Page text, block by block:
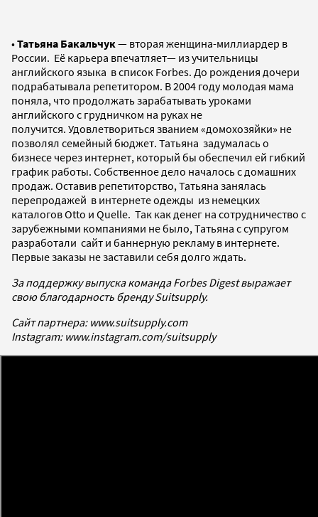
•Татьяна Бакальчук — вторая женщина-миллиардер в
России. Её карьера впечатляет— из учительницы
английского языка в список Forbes. До рождения дочери
подрабатывала репетитором. В 2004 году молодая мама
поняла, что продолжать зарабатывать уроками
английского с грудничком на руках не
получится. Удовлетвориться званием «домохозяйки» не
позволял семейный бюджет. Татьяна задумалась о
бизнесе через интернет, который бы обеспечил ей гибкий
график работы. Собственное дело началось с домашних
продаж. Оставив репетиторство, Татьяна занялась
перепродажей в интернете одежды из немецких
каталогов Otto и Quelle. Так как денег на сотрудничество с
зарубежными компаниями не было, Татьяна с супругом
разработали сайт и баннерную рекламу в интернете.
Первые заказы не заставили себя долго ждать.
За поддержку выпуска команда Forbes Digest выражает
свою благодарность бренду Suitsupply.
Сайт партнера: www.suitsupply.com
Instagram: www.instagram.com/suitsupply